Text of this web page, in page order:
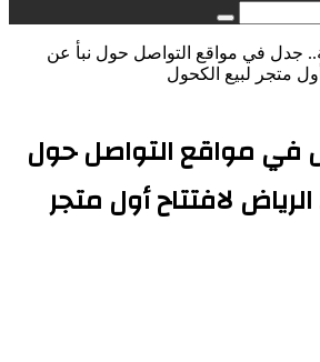
بحث
عن
جدل في مواقع التواصل حول نبأ عن
متجر لبيع الكحول
في مواقع التواصل حول
لافتتاح أول متجر